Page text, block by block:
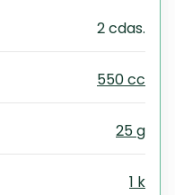
2 cdas.
550 cc
25 g
1 k